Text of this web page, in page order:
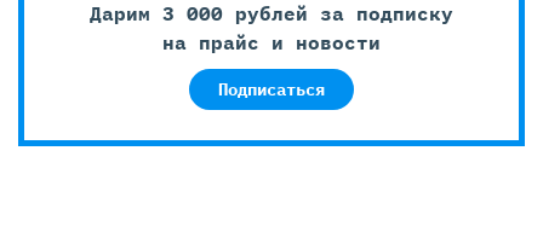
Дарим 3 000 рублей за подписку
на прайс и новости
Подписаться